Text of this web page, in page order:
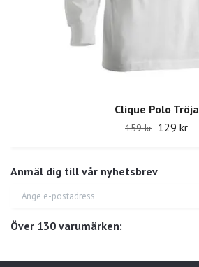
Anmäl dig till vår nyhetsbrev
Över 130 varumärken:
Clique Polo Tröja
159 kr 129 kr